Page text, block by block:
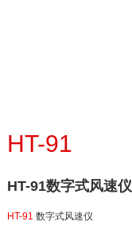
HT-91
HT-91数字式风速仪
HT-91 数字式风速仪